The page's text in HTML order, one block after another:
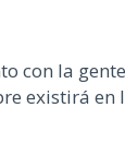
con la
existirá en